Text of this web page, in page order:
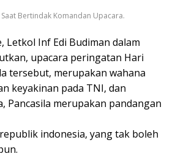
Bertindak Komandan Upacara.
Letkol Inf Edi Budiman dalam
upacara peringatan Hari
tersebut, merupakan wahana
keyakinan pada TNI, dan
Pancasila merupakan pandangan
indonesia, yang tak boleh